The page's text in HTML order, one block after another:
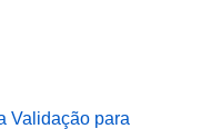
Validação para